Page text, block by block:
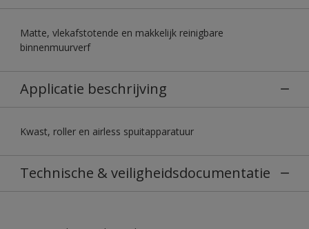
Matte, vlekafstotende en makkelijk reinigbare
binnenmuurverf
Applicatie beschrijving
Kwast, roller en airless spuitapparatuur
Technische & veiligheidsdocumentatie